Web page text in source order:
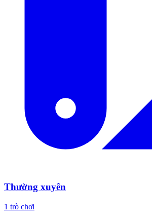
Thường xuyên
1 trò chơi